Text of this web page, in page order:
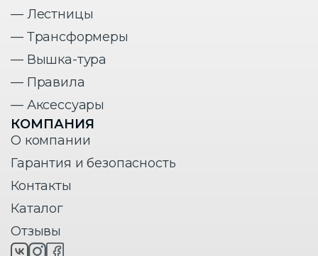
— Лестницы
— Трансформеры
— Вышка-тура
— Правила
— Аксессуары
КОМПАНИЯ
О компании
Гарантия и безопасность
Контакты
Каталог
Отзывы